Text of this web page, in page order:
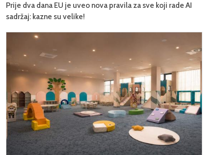
Prije dva dana EU je uveo nova pravila za sve koji rade AI
sadržaj: kazne su velike!